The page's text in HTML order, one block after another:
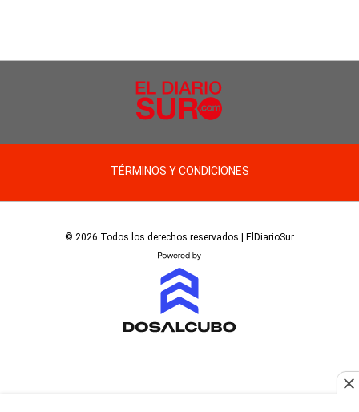
TÉRMINOS Y CONDICIONES
© 2026 Todos los derechos reservados | ElDiarioSur